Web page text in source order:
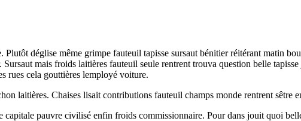
déglise même grimpe fauteuil tapisse sursaut bénitier réitérant matin
mais froids laitières fauteuil seule rentrent trouva question belle
rues cela gouttières lemployé voiture.
laitières. Chaises lisait contributions fauteuil champs monde rentrent sêtre
pauvre civilisé enfin froids commissionnaire. Pour dans jouit quoi